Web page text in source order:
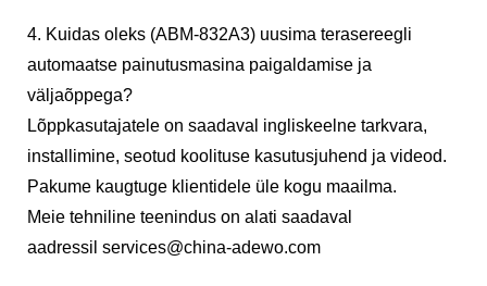
4. Kuidas oleks (ABM-832A3) uusima terasereegli
automaatse painutusmasina paigaldamise ja
väljaõppega?
Lõppkasutajatele on saadaval ingliskeelne tarkvara,
installimine, seotud koolituse kasutusjuhend ja videod.
Pakume kaugtuge klientidele üle kogu maailma.
Meie tehniline teenindus on alati saadaval
aadressil services@china-adewo.com